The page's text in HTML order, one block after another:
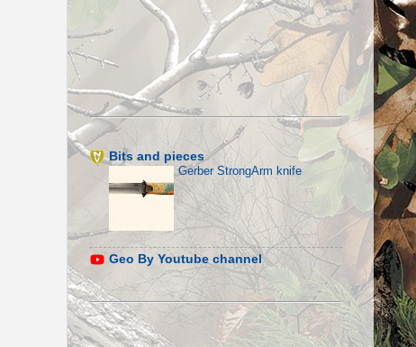
Bits and pieces
Gerber StrongArm knife
Geo By Youtube channel